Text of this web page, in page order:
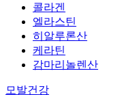
콜라겐
엘라스틴
히알루론산
케라틴
감마리놀렌산
모발건강